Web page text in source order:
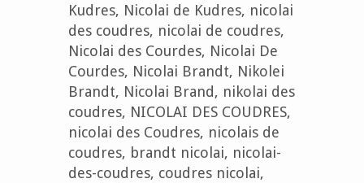
Kudres, Nicolai de Kudres, nicolai
des coudres, nicolai de coudres,
Nicolai des Courdes, Nicolai De
Courdes, Nicolai Brandt, Nikolei
Brandt, Nicolai Brand, nikolai des
coudres, NICOLAI DES COUDRES,
nicolai des Coudres, nicolais de
coudres, brandt nicolai, nicolai-
des-coudres, coudres nicolai,